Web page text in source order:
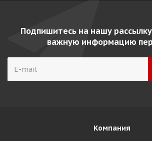
Подпишитесь на нашу
важную информацию
Компания